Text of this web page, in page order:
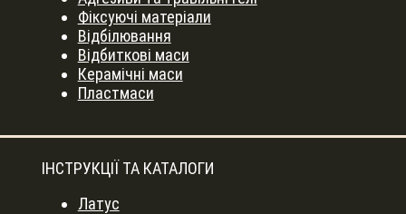
Фіксуючі матеріали
Відбілювання
Відбиткові маси
Керамічні маси
Пластмаси
ІНСТРУКЦІЇ ТА КАТАЛОГИ
Латус